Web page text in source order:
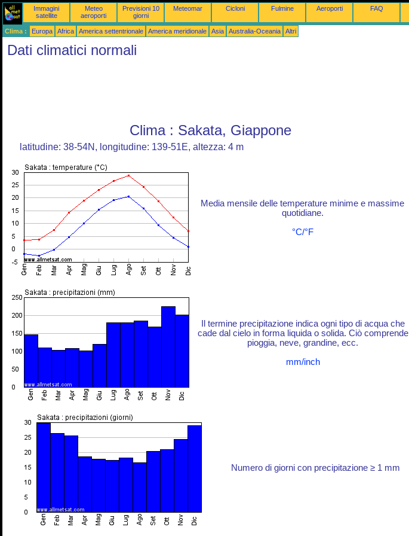
Immagini
satellite
Meteo
aeroporti
Previsioni 10
giorni
Meteomar Cicloni Fulmine Aeroporti FAQ
Clima : Europa Africa America settentrionale America meridionale Asia Australia-Oceania Altri
Dati climatici normali
Clima : Sakata, Giappone
latitudine: 38-54N, longitudine: 139-51E, altezza: 4 m
Media mensile delle temperature minime e massime
quotidiane.
°C/°F
Il termine precipitazione indica ogni tipo di acqua che
cade dal cielo in forma liquida o solida. Ciò comprende
pioggia, neve, grandine, ecc.
mm/inch
Numero di giorni con precipitazione ≥ 1 mm